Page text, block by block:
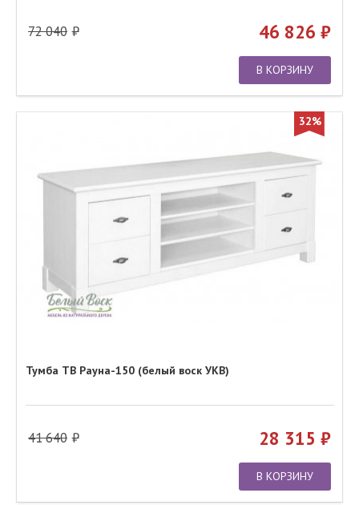
72 040 46 826
В КОРЗИНУ
32%
Тумба ТВ Рауна-150 (белый воск УКВ)
41 640 28 315
В КОРЗИНУ